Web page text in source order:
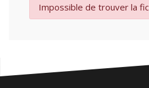
Impossible de trouver la